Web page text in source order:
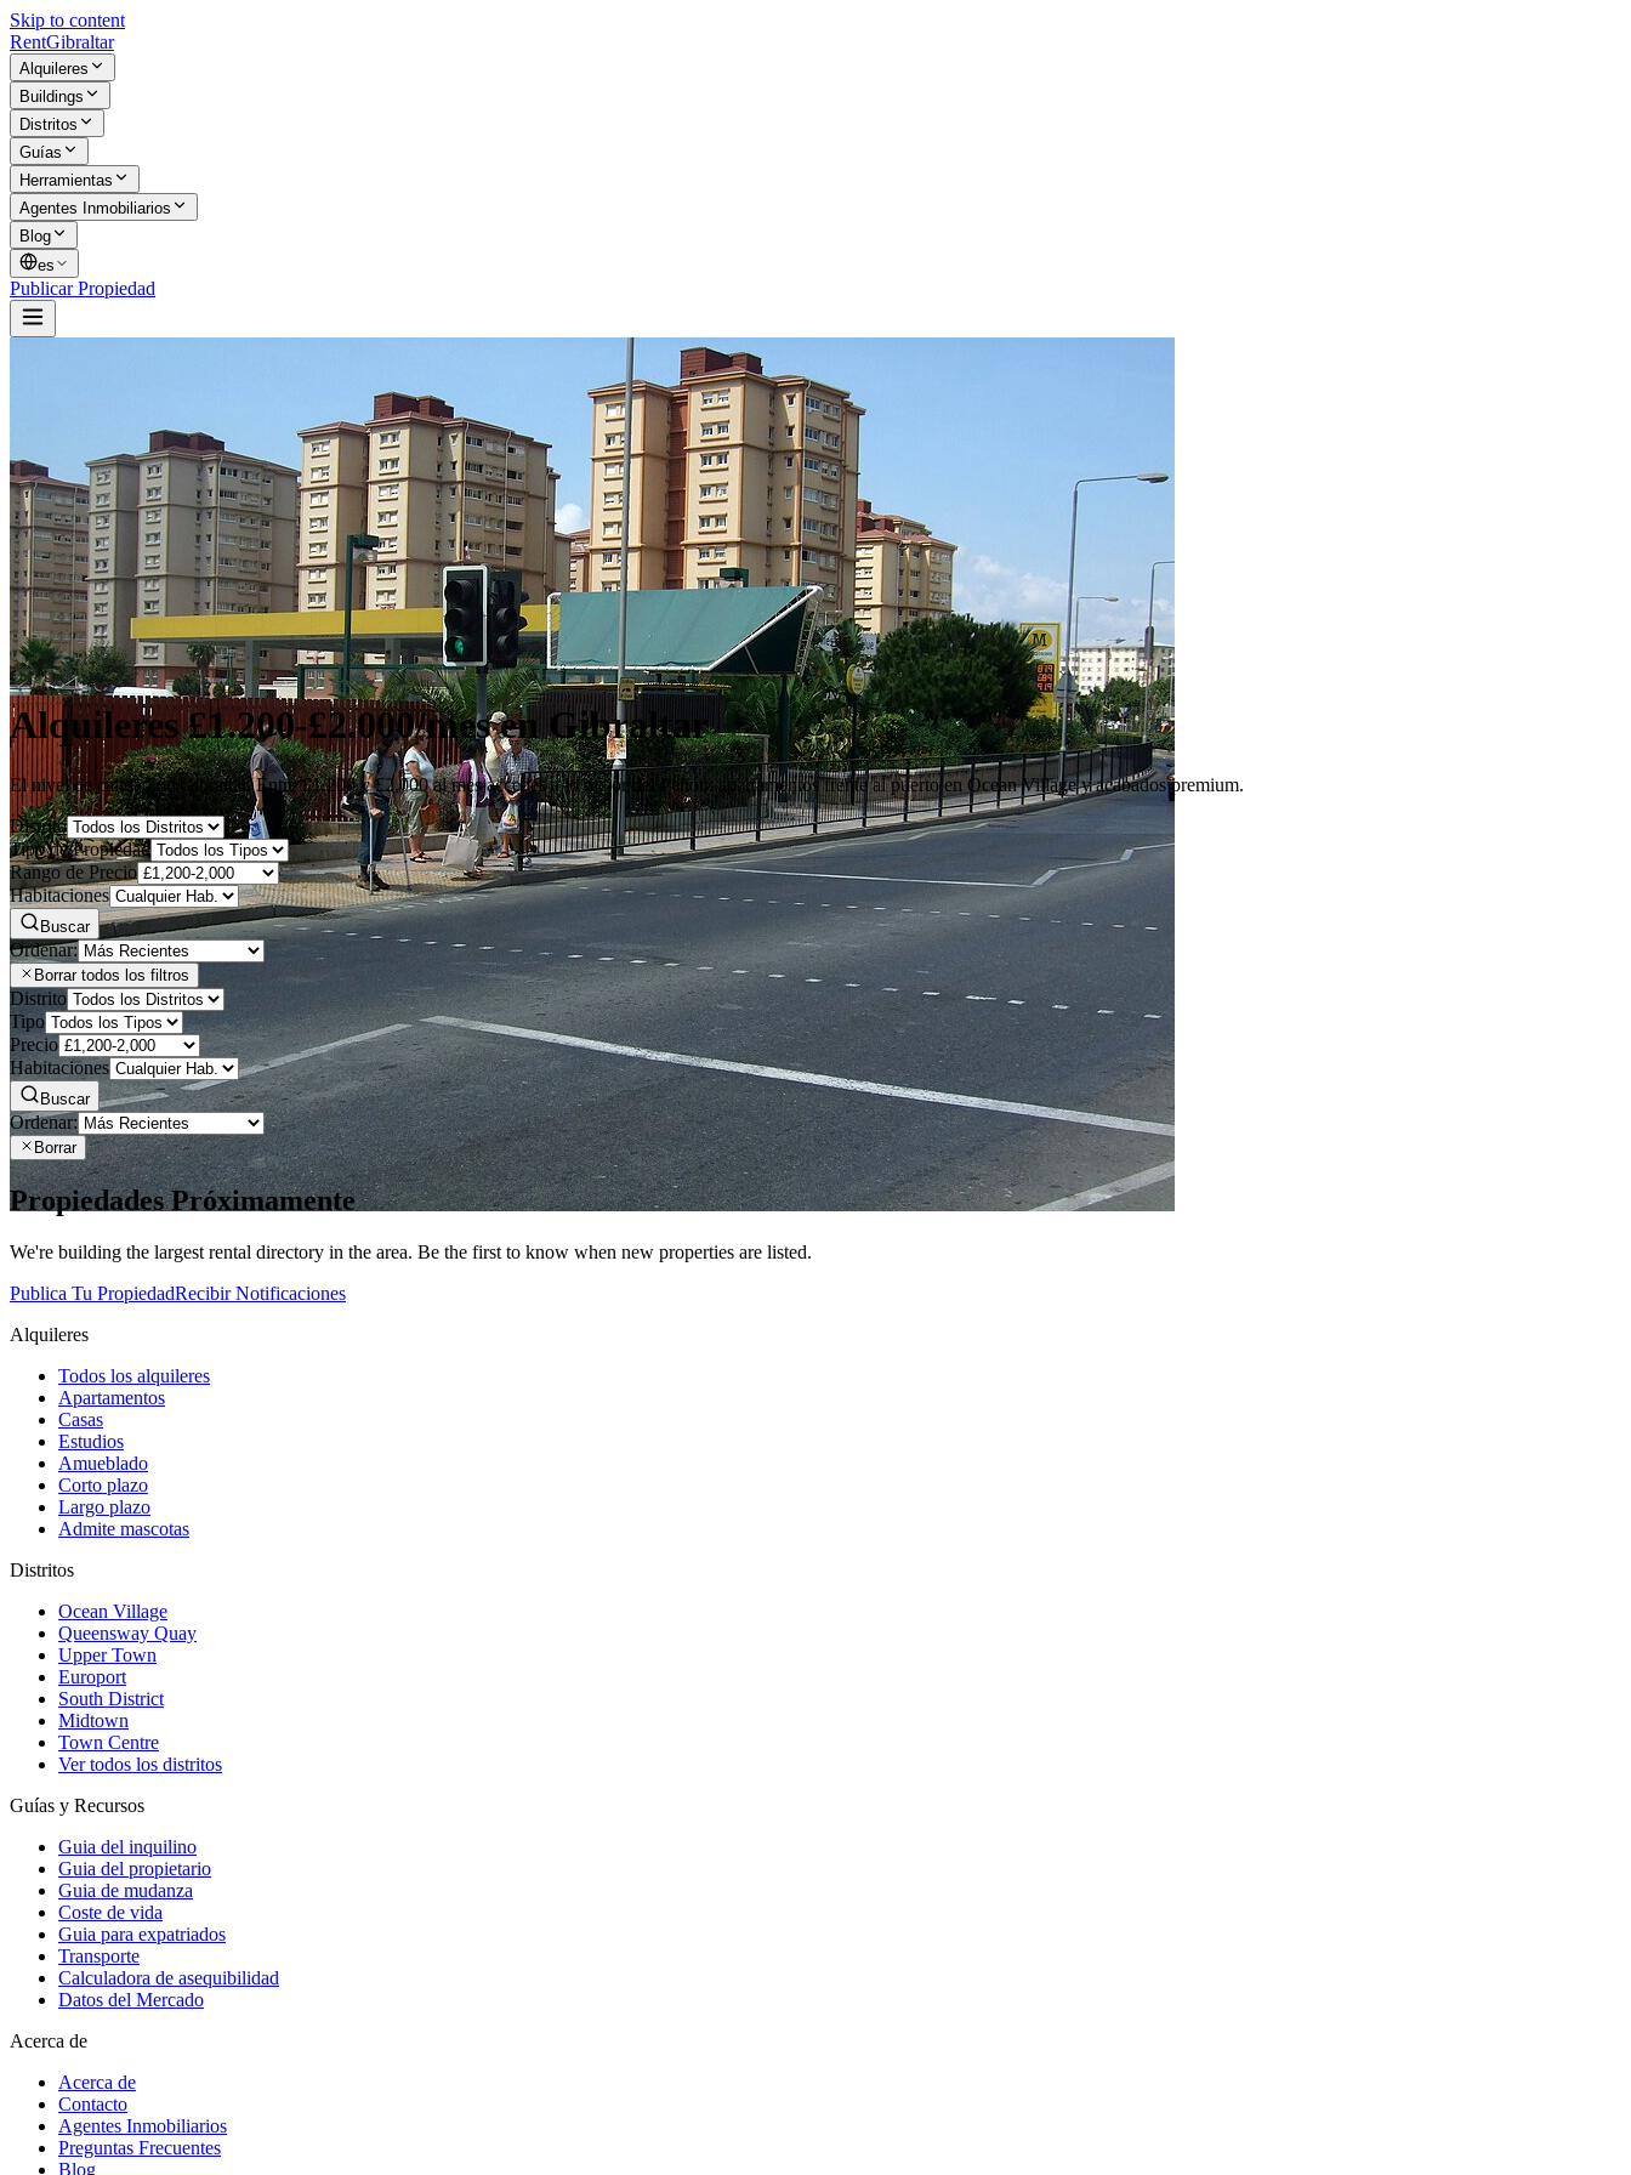
Skip to content
RentGibraltar
Alquileres
Buildings
Distritos
Guías
Herramientas
Agentes Inmobiliarios
Blog
es
Publicar Propiedad
Alquileres £1.200-£2.000/mes en Gibraltar
El nivel de calidad de Gibraltar. Entre £1.200 y £2.000 al mes accedes a lo mejor del Peñón: apartamentos frente al puerto en Ocean Village y acabados premium.
Distrito
Tipo de Propiedad
Rango de Precio
Habitaciones
Buscar
Ordenar:
Borrar todos los filtros
Distrito
Tipo
Precio
Habitaciones
Buscar
Ordenar:
Borrar
Propiedades Próximamente
We're building the largest rental directory in the area. Be the first to know when new properties are listed.
Publica Tu PropiedadRecibir Notificaciones
Alquileres
Todos los alquileres
Apartamentos
Casas
Estudios
Amueblado
Corto plazo
Largo plazo
Admite mascotas
Distritos
Ocean Village
Queensway Quay
Upper Town
Europort
South District
Midtown
Town Centre
Ver todos los distritos
Guías y Recursos
Guia del inquilino
Guia del propietario
Guia de mudanza
Coste de vida
Guia para expatriados
Transporte
Calculadora de asequibilidad
Datos del Mercado
Acerca de
Acerca de
Contacto
Agentes Inmobiliarios
Preguntas Frecuentes
Blog